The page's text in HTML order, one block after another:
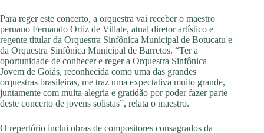
Para reger este concerto, a orquestra vai receber o maestro
peruano Fernando Ortiz de Villate, atual diretor artístico e
regente titular da Orquestra Sinfônica Municipal de Botucatu e
da Orquestra Sinfônica Municipal de Barretos. “Ter a
oportunidade de conhecer e reger a Orquestra Sinfônica
Jovem de Goiás, reconhecida como uma das grandes
orquestras brasileiras, me traz uma expectativa muito grande,
juntamente com muita alegria e gratidão por poder fazer parte
deste concerto de jovens solistas”, relata o maestro.
O repertório inclui obras de compositores consagrados da